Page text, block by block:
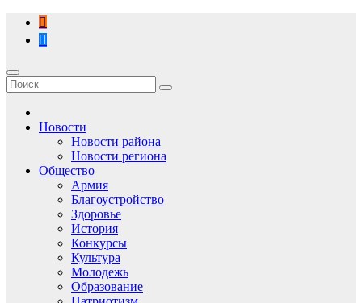
Перейти
содержимому
Новости
Новости района
Новости региона
Общество
Армия
Благоустройство
Здоровье
История
Конкурсы
Культура
Молодежь
Образование